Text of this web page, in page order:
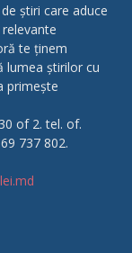
știri care aduce
te ținem
lumea știrilor cu
primește
of 2. tel. of.
737 802.